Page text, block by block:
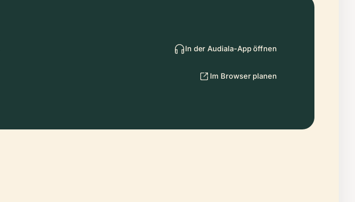
In der Audiala-App öffnen
Im Browser planen